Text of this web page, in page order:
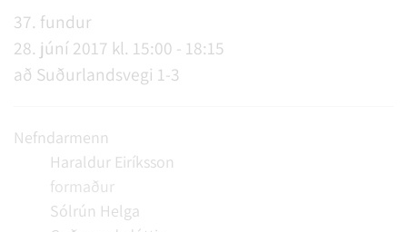
37. fundur
28. júní 2017 kl. 15:00 - 18:15
að Suðurlandsvegi 1-3
Nefndarmenn
Haraldur Eiríksson
formaður
Sólrún Helga